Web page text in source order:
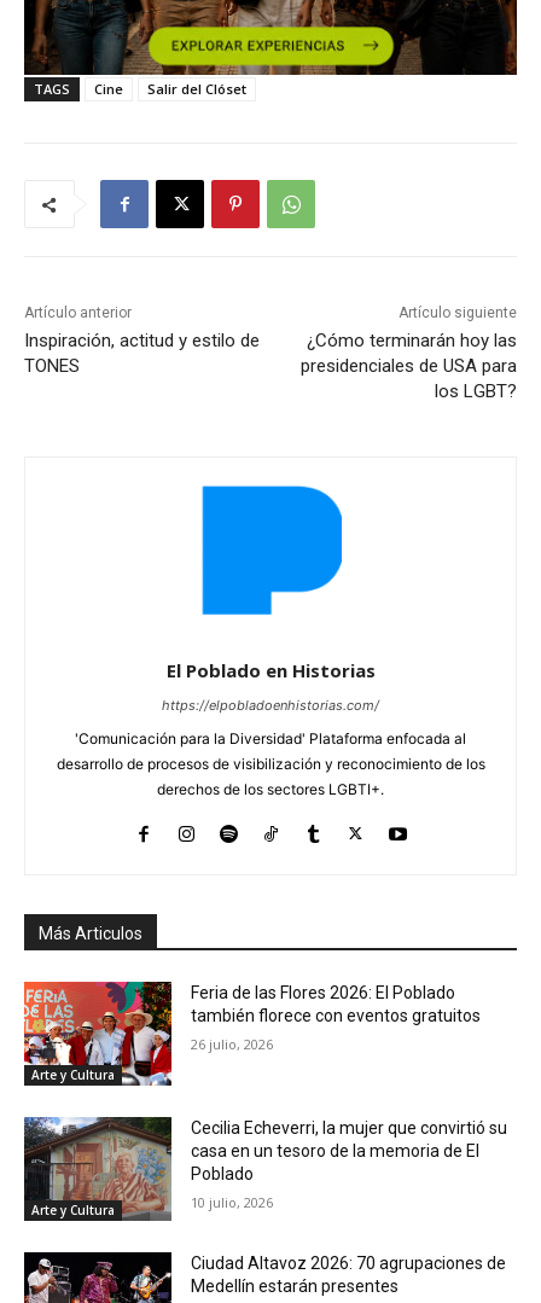
TAGS Cine Salir del Clóset
Artículo anterior
Inspiración, actitud y estilo de
TONES
Artículo siguiente
¿Cómo terminarán hoy las
presidenciales de USA para
los LGBT?
El Poblado en Historias
https://elpobladoenhistorias.com/
'Comunicación para la Diversidad' Plataforma enfocada al
desarrollo de procesos de visibilización y reconocimiento de los
derechos de los sectores LGBTI+.
Más Articulos
Arte y Cultura
Feria de las Flores 2026: El Poblado
también florece con eventos gratuitos
26 julio, 2026
Arte y Cultura
Cecilia Echeverri, la mujer que convirtió su
casa en un tesoro de la memoria de El
Poblado
10 julio, 2026
Ciudad Altavoz 2026: 70 agrupaciones de
Medellín estarán presentes